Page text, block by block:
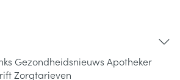
Gezondheidsnieuws Apotheker
Zorgtarieven